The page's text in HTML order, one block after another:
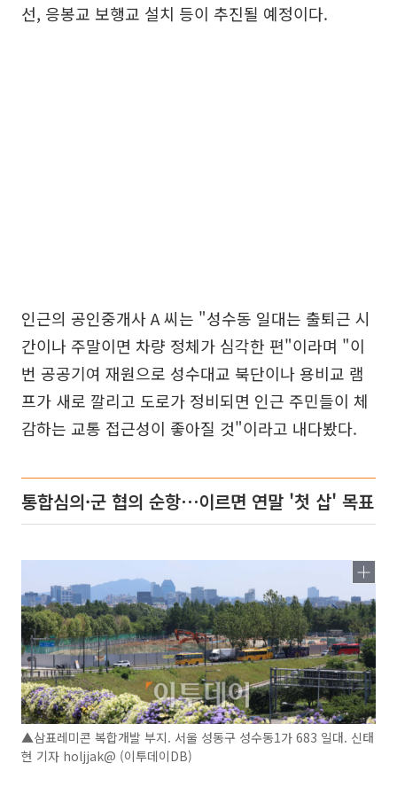
선, 응봉교 보행교 설치 등이 추진될 예정이다.
인근의 공인중개사 A 씨는 "성수동 일대는 출퇴근 시
간이나 주말이면 차량 정체가 심각한 편"이라며 "이
번 공공기여 재원으로 성수대교 북단이나 용비교 램
프가 새로 깔리고 도로가 정비되면 인근 주민들이 체
감하는 교통 접근성이 좋아질 것"이라고 내다봤다.
통합심의·군 협의 순항⋯이르면 연말 '첫 삽' 목표
▲삼표레미콘 복합개발 부지. 서울 성동구 성수동1가 683 일대. 신태
현 기자 holjjak@ (이투데이DB)